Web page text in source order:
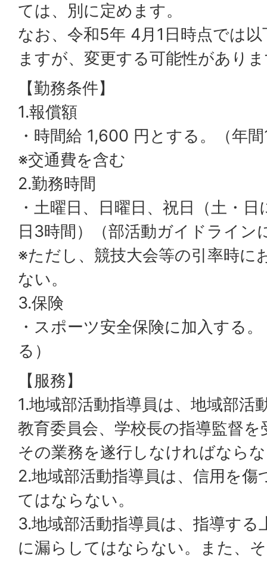
ては、別に定めます。
なお、令和5年 4月1日時点では
ますが、変更する可能性があり
【勤務条件】
1.報償額
・時間給 1,600 円とする。（年
※交通費を含む
2.勤務時間
・土曜日、日曜日、祝日（土・
日3時間）（部活動ガイドライン
※ただし、競技大会等の引率時に
ない。
3.保険
・スポーツ安全保険に加入する
る）
【服務】
1.地域部活動指導員は、地域部活
教育委員会、学校長の指導監督
その業務を遂行しなければなら
2.地域部活動指導員は、信用を
てはならない。
3.地域部活動指導員は、指導す
に漏らしてはならない。また、